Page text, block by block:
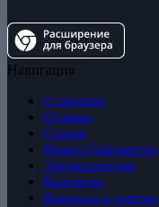
Навигация
О проекте
Отзывы
Статьи
ИнвестДайджесты
Энциклопедия
Контакты
Вопросы и ответы